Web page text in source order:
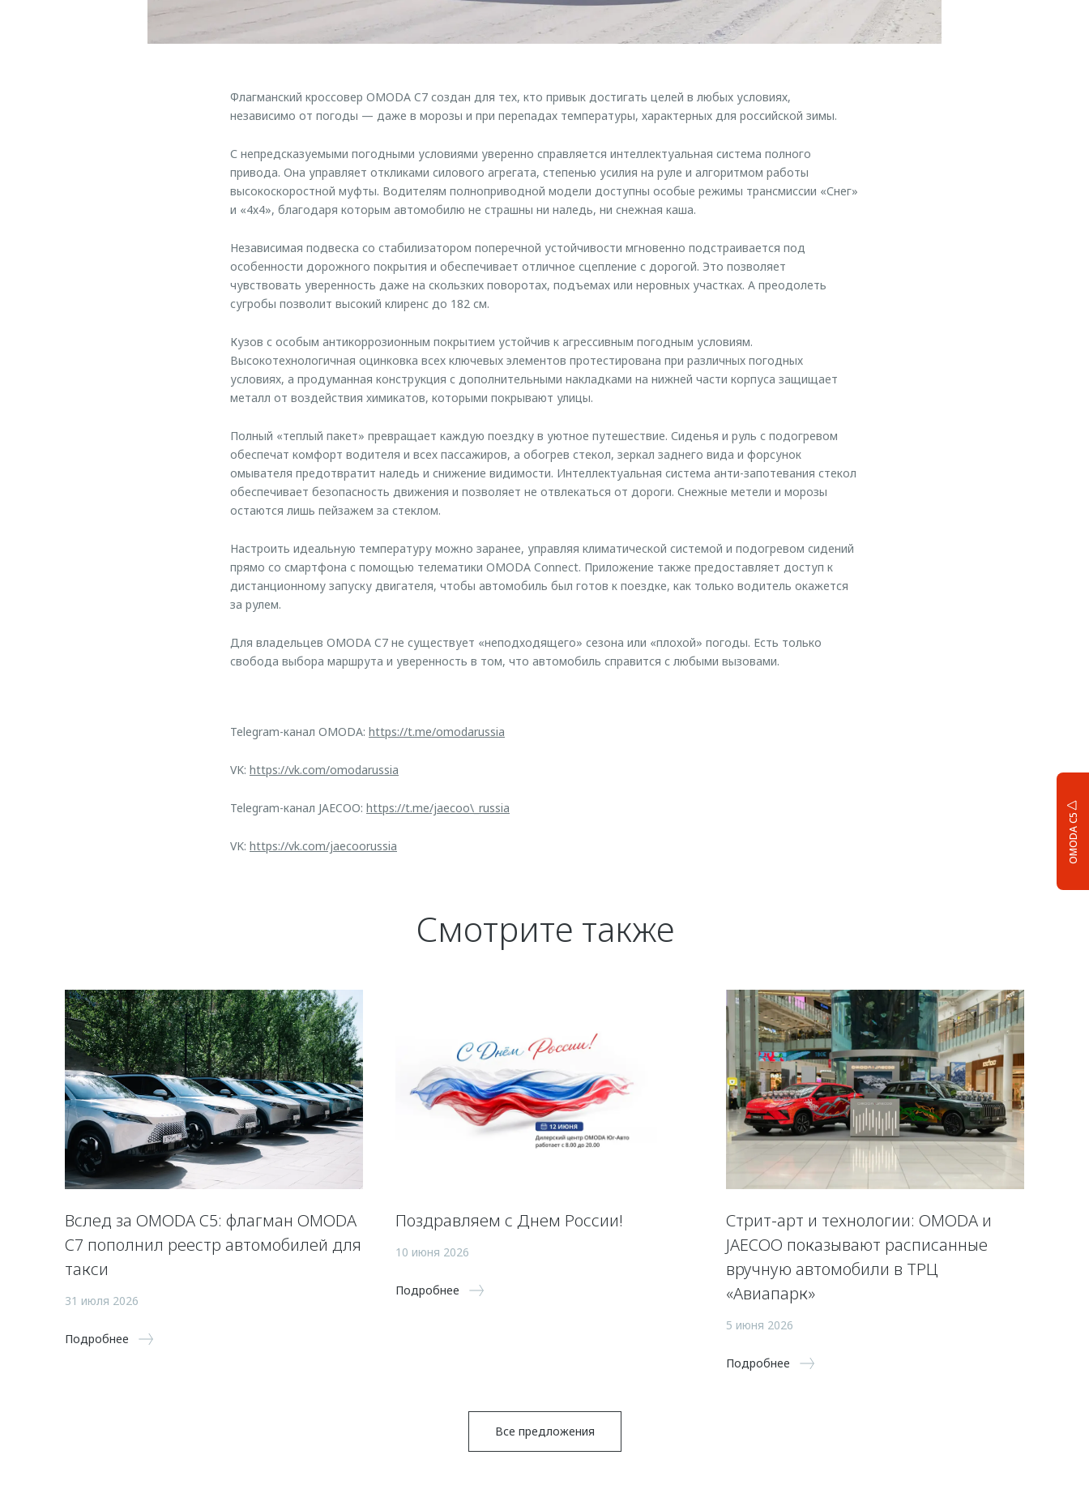
OMODA C5
Флагманский кроссовер OMODA C7 создан для тех, кто привык достигать целей в любых условиях,
независимо от погоды — даже в морозы и при перепадах температуры, характерных для российской зимы.
С непредсказуемыми погодными условиями уверенно справляется интеллектуальная система полного
привода. Она управляет откликами силового агрегата, степенью усилия на руле и алгоритмом работы
высокоскоростной муфты. Водителям полноприводной модели доступны особые режимы трансмиссии «Снег»
и «4х4», благодаря которым автомобилю не страшны ни наледь, ни снежная каша.
Независимая подвеска со стабилизатором поперечной устойчивости мгновенно подстраивается под
особенности дорожного покрытия и обеспечивает отличное сцепление с дорогой. Это позволяет
чувствовать уверенность даже на скользких поворотах, подъемах или неровных участках. А преодолеть
сугробы позволит высокий клиренс до 182 см.
Кузов с особым антикоррозионным покрытием устойчив к агрессивным погодным условиям.
Высокотехнологичная оцинковка всех ключевых элементов протестирована при различных погодных
условиях, а продуманная конструкция с дополнительными накладками на нижней части корпуса защищает
металл от воздействия химикатов, которыми покрывают улицы.
Полный «теплый пакет» превращает каждую поездку в уютное путешествие. Сиденья и руль с подогревом
обеспечат комфорт водителя и всех пассажиров, а обогрев стекол, зеркал заднего вида и форсунок
омывателя предотвратит наледь и снижение видимости. Интеллектуальная система анти-запотевания стекол
обеспечивает безопасность движения и позволяет не отвлекаться от дороги. Снежные метели и морозы
остаются лишь пейзажем за стеклом.
Настроить идеальную температуру можно заранее, управляя климатической системой и подогревом сидений
прямо со смартфона с помощью телематики OMODA Connect. Приложение также предоставляет доступ к
дистанционному запуску двигателя, чтобы автомобиль был готов к поездке, как только водитель окажется
за рулем.
Для владельцев OMODA C7 не существует «неподходящего» сезона или «плохой» погоды. Есть только
свобода выбора маршрута и уверенность в том, что автомобиль справится с любыми вызовами.
Telegram-канал OMODA: https://t.me/omodarussia
VK: https://vk.com/omodarussia
Telegram-канал JAECOO: https://t.me/jaecoo\_russia
VK: https://vk.com/jaecoorussia
Смотрите также
Вслед за OMODA C5: флагман OMODA
C7 пополнил реестр автомобилей для
такси
31 июля 2026
Подробнее
Поздравляем с Днем России!
10 июня 2026
Подробнее
Стрит-арт и технологии: OMODA и
JAECOO показывают расписанные
вручную автомобили в ТРЦ
«Авиапарк»
5 июня 2026
Подробнее
Все предложения